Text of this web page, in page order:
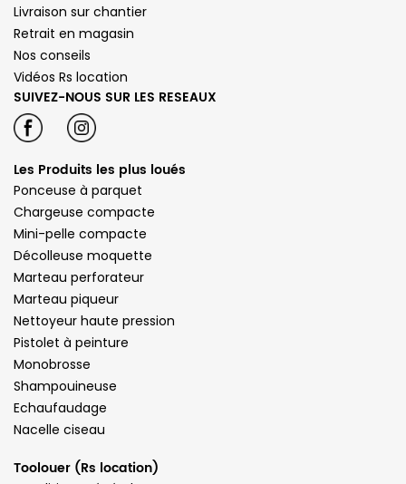
Livraison sur chantier
Retrait en magasin
Nos conseils
Vidéos Rs location
SUIVEZ-NOUS SUR LES RESEAUX
Les Produits les plus loués
Ponceuse à parquet
Chargeuse compacte
Mini-pelle compacte
Décolleuse moquette
Marteau perforateur
Marteau piqueur
Nettoyeur haute pression
Pistolet à peinture
Monobrosse
Shampouineuse
Echaufaudage
Nacelle ciseau
Toolouer (Rs location)